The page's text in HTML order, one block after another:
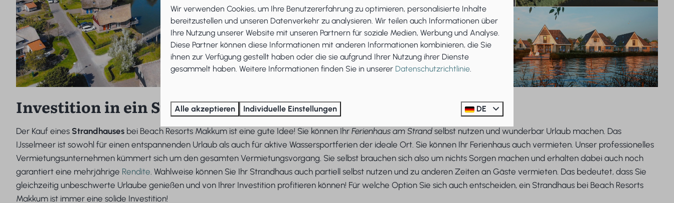
Investition in ein Strandhaus
Der Kauf eines Strandhauses bei Beach Resorts Makkum ist eine gute Idee! Sie können IhrFerienhaus am Strand selbst nutzen und wunderbar Urlaub machen. Das
IJsselmeer ist sowohl für einen entspannenden Urlaub als auch für aktive Wassersportferien der ideale Ort. Sie können Ihr Ferienhaus auch vermieten. Unser professionelles
Vermietungsunternehmen kümmert sich um den gesamten Vermietungsvorgang. Sie selbst brauchen sich also um nichts Sorgen machen und erhalten dabei auch noch
garantiert eine mehrjährige Rendite . Wahlweise können Sie Ihr Strandhaus auch partiell selbst nutzen und zu anderen Zeiten an Gäste vermieten. Das bedeutet, dass Sie
gleichzeitig unbeschwerte Urlaube genießen und von Ihrer Investition profitieren können! Für welche Option Sie sich auch entscheiden, ein Strandhaus bei Beach Resorts
Makkum ist immer eine solide Investition!
Wir verwenden Cookies, um Ihre Benutzererfahrung zu optimieren, personalisierte Inhalte
bereitzustellen und unseren Datenverkehr zu analysieren. Wir teilen auch Informationen über
Ihre Nutzung unserer Website mit unseren Partnern für soziale Medien, Werbung und Analyse.
Diese Partner können diese Informationen mit anderen Informationen kombinieren, die Sie
ihnen zur Verfügung gestellt haben oder die sie aufgrund Ihrer Nutzung ihrer Dienste
gesammelt haben. Weitere Informationen finden Sie in unserer Datenschutzrichtlinie
Alle akzeptieren Individuelle Einstellungen DE